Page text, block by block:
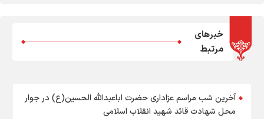
خبرهای
مرتبط
آخرین شب مراسم عزاداری حضرت اباعبدالله الحسین(ع) در جوار
محل شهادت قائد شهید انقلاب اسلامی